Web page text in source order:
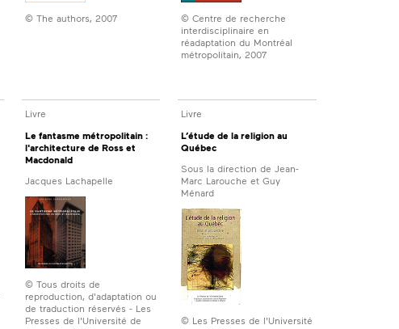
© The authors, 2007
© Centre de recherche
interdisciplinaire en
réadaptation du Montréal
métropolitain, 2007
Livre
Le fantasme métropolitain :
l'architecture de Ross et
Macdonald
Jacques Lachapelle
© Tous droits de
reproduction, d'adaptation ou
de traduction réservés - Les
Presses de l'Université de
Livre
L’étude de la religion au
Québec
Sous la direction de Jean-
Marc Larouche et Guy
Ménard
© Les Presses de l'Université